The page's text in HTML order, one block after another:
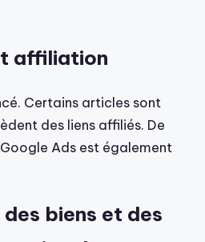
affiliation
Certains articles sont
des liens affiliés. De
Ads est également
biens et des